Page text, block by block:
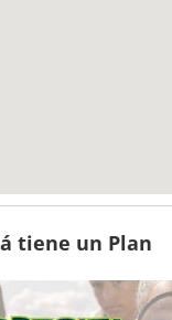
tiene un Plan